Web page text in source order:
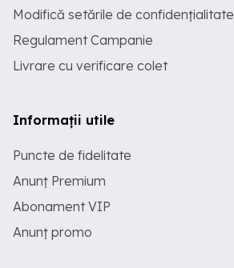
Modifică setările de confidențialitate
Regulament Campanie
Livrare cu verificare colet
Informații utile
Puncte de fidelitate
Anunț Premium
Abonament VIP
Anunț promo